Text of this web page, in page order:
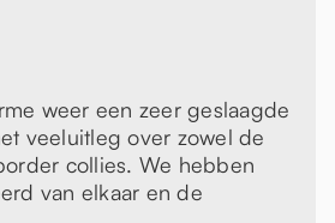
weer een zeer geslaagde
veeluitleg over zowel de
collies. We hebben
van elkaar en de